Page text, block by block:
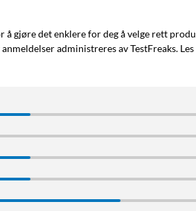
gjøre det enklere for deg å velge rett
administreres av TestFreaks.